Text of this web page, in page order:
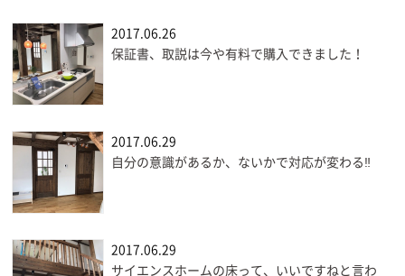
2017.06.26
保証書、取説は今や有料で購入できました！
2017.06.29
自分の意識があるか、ないかで対応が変わる‼
2017.06.29
サイエンスホームの床って、いいですねと言わ